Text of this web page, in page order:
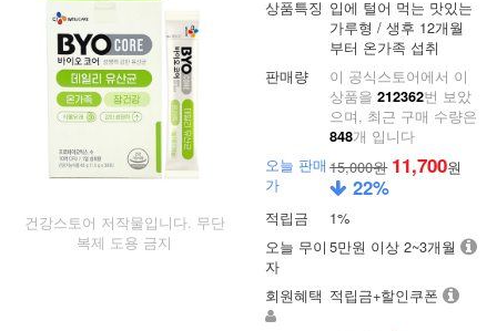
건강스토어 저작물입니다. 무단
복제 도용 금지
상품특징 입에 털어 먹는 맛있는
가루형 / 생후 12개월
부터 온가족 섭취
판매량
이 공식스토어에서 이
상품을212362번 보았
으며, 최근 구매 수량은
848개 입니다
오늘 판매
가
15,000원 11,700원
22%
적립금
1%
오늘 무이
자
5만원 이상 2~3개월
회원혜택 적립금+할인쿠폰